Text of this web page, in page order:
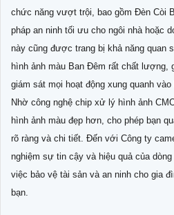
chức năng vượt trội, bao gồm Ðèn Còi
pháp an ninh tối ưu cho ngôi nhà hoặc
này cũng được trang bị khả năng quan
hình ảnh màu Ban Ðêm rất chất lượng,
giám sát mọi hoạt động xung quanh vào
Nhờ công nghệ chip xử lý hình ảnh
hình ảnh màu đẹp hơn, cho phép bạn
rõ ràng và chi tiết. Đến với Công ty
nghiệm sự tin cậy và hiệu quả của
việc bảo vệ tài sản và an ninh cho gia
bạn.